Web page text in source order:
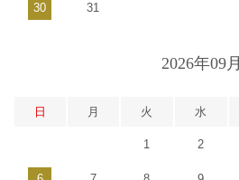
30 31
2026年09月
日 月 火 水
1 2